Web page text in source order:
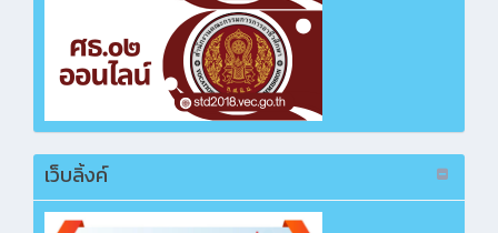
ซื้อโปรแกรมการเรียนภาษาอังกฤษระบบออนไลน์
คลิกเพื่อเปิดไฟล์ PDF
ซื้อหนังสือเรียนระดับ ปวช. ภาคเรียนที่ 2 ปีการ
ศึกษา 2568
คลิกเพื่อเปิดไฟล์ PDF
การสื่อสาร (วิธี e-bidding)
เว็บลิ้งค์